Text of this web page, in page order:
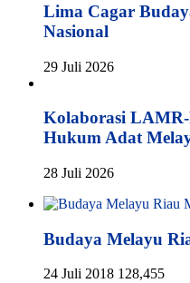
Lima Cagar
Nasional
29 Juli 2026
Kolaborasi
Hukum Adat
28 Juli 2026
Budaya Melayu
24 Juli 2018 128,455